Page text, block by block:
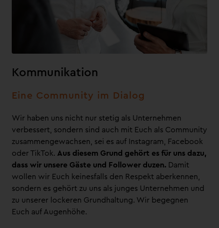
Kommunikation
Eine Community im Dialog
Wir haben uns nicht nur stetig als Unternehmen
verbessert, sondern sind auch mit Euch als Community
zusammengewachsen, sei es auf Instagram, Facebook
oder TikTok. Aus diesem Grund gehört es für uns dazu,
dass wir unsere Gäste und Follower duzen. Damit
wollen wir Euch keinesfalls den Respekt aberkennen,
sondern es gehört zu uns als junges Unternehmen und
zu unserer lockeren Grundhaltung. Wir begegnen
Euch auf Augenhöhe.